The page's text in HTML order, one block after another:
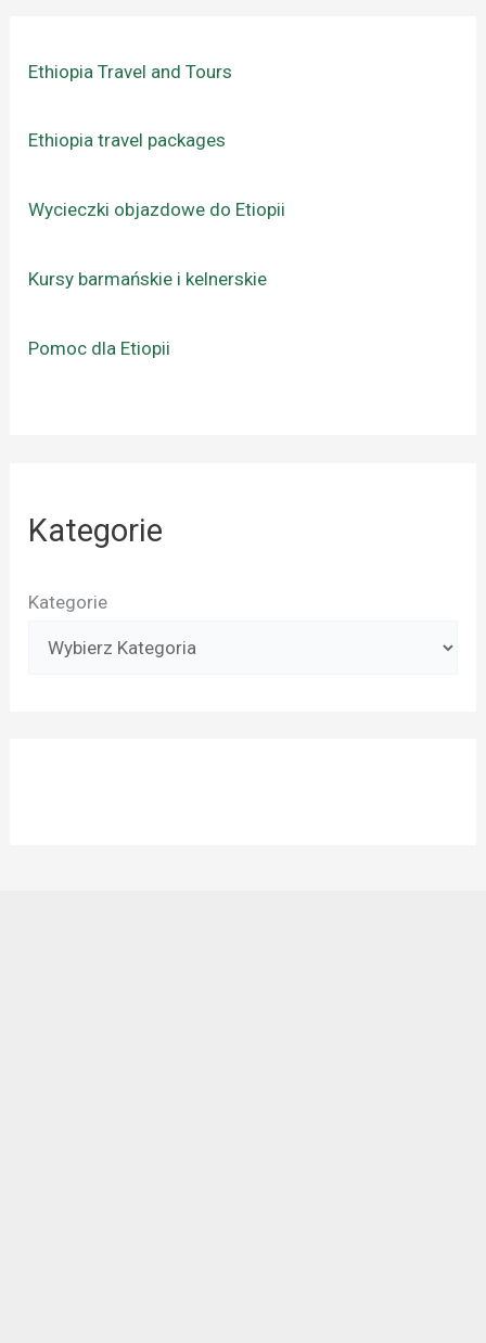
Ethiopia Travel and Tours
Ethiopia travel packages
Wycieczki objazdowe do Etiopii
Kursy barmańskie i kelnerskie
Pomoc dla Etiopii
Kategorie
Kategorie